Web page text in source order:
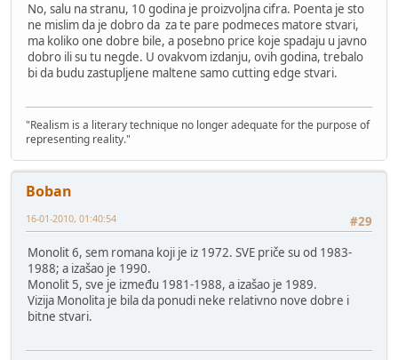
No, salu na stranu, 10 godina je proizvoljna cifra. Poenta je sto
ne mislim da je dobro da za te pare podmeces matore stvari,
ma koliko one dobre bile, a posebno price koje spadaju u javno
dobro ili su tu negde. U ovakvom izdanju, ovih godina, trebalo
bi da budu zastupljene maltene samo cutting edge stvari.
"Realism is a literary technique no longer adequate for the purpose of
representing reality."
Boban
#29
16-01-2010, 01:40:54
Monolit 6, sem romana koji je iz 1972. SVE priče su od 1983-
1988; a izašao je 1990.
Monolit 5, sve je između 1981-1988, a izašao je 1989.
Vizija Monolita je bila da ponudi neke relativno nove dobre i
bitne stvari.